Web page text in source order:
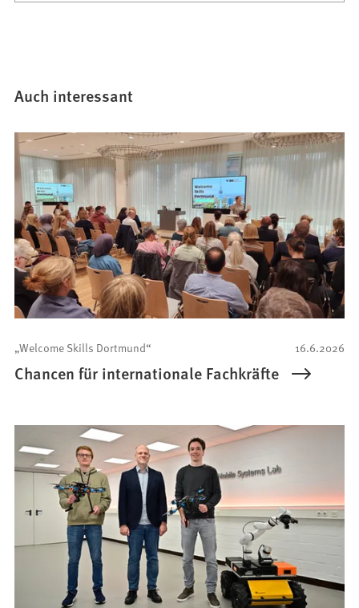
Auch interessant
16.6.2026
„Welcome Skills Dortmund“
Chancen für internationale Fachkräfte